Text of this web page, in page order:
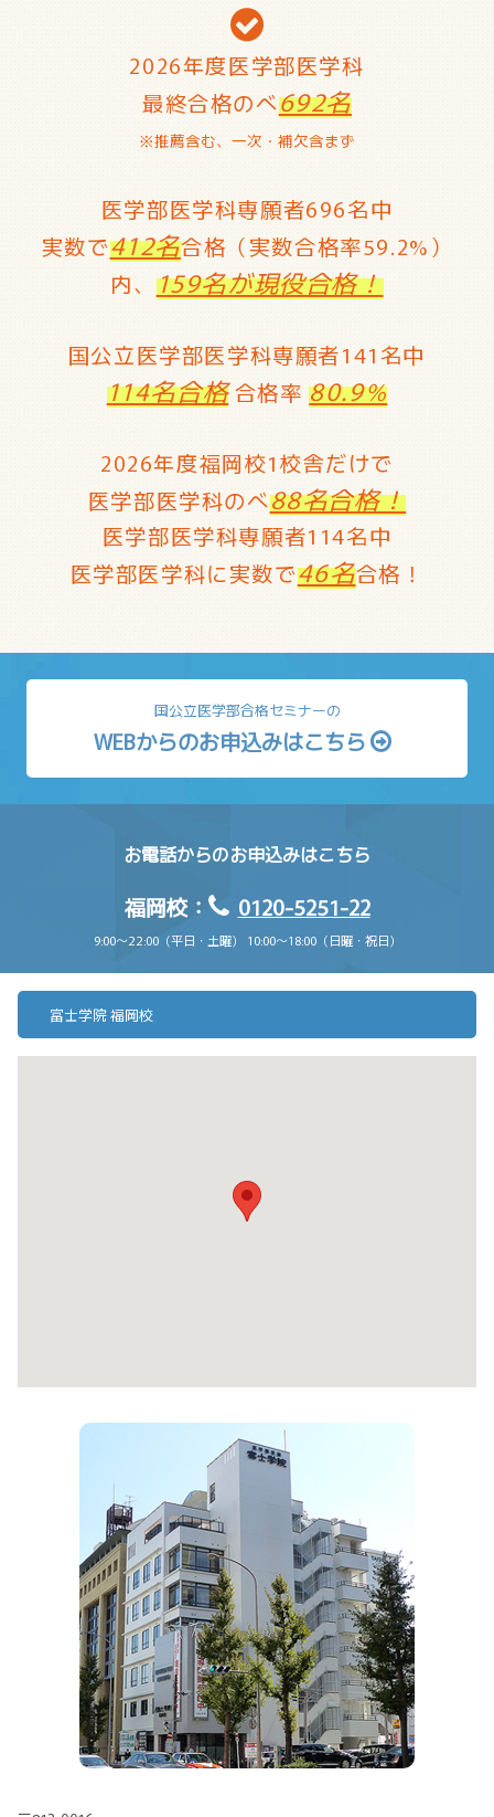
2026年度医学部医学科
最終合格のべ692名
※推薦含む、一次・補欠含まず
医学部医学科専願者696名中
実数で412名合格（実数合格率59.2%）
内、 159名が現役合格！
国公立医学部医学科専願者141名中
114名合格合格率80.9%
2026年度福岡校1校舎だけで
医学部医学科のべ88名合格！
医学部医学科専願者114名中
医学部医学科に実数で46名合格！
国公立医学部合格セミナーの
WEBからのお申込みはこちら
お電話からのお申込みはこちら
福岡校： 0120-5251-22
9:00〜22:00（平日・土曜） 10:00〜18:00（日曜・祝日）
富士学院 福岡校